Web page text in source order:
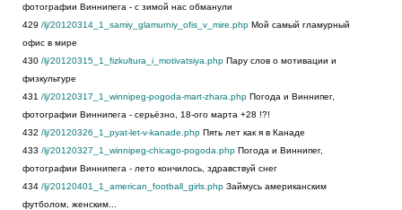
фотографии Виннипега - с зимой нас обманули
429 /lj/20120314_1_samiy_glamurniy_ofis_v_mire.php Мой самый гламурный
офис в мире
430 /lj/20120315_1_fizkultura_i_motivatsiya.php Пару слов о мотивации и
физкультуре
431 /lj/20120317_1_winnipeg-pogoda-mart-zhara.php Погода и Виннипег,
фотографии Виннипега - серьёзно, 18-ого марта +28 !?!
432 /lj/20120326_1_pyat-let-v-kanade.php Пять лет как я в Канаде
433 /lj/20120327_1_winnipeg-chicago-pogoda.php Погода и Виннипег,
фотографии Виннипега - лето кончилось, здравствуй снег
434 /lj/20120401_1_american_football_girls.php Займусь американским
футболом, женским...